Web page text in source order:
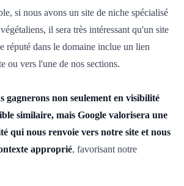
si nous avons un site de niche spécialisé
il sera très intéressant qu'un site
réputé dans le domaine inclue un lien
ou vers l'une de nos sections.
gagnerons non seulement en visibilité
similaire, mais Google valorisera une
qui nous renvoie vers notre site et nous
approprié, favorisant notre